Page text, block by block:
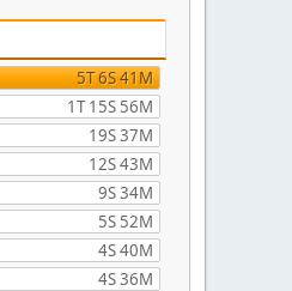
5T 6S 41M
1T 15S 56M
19S 37M
12S 43M
9S 34M
5S 52M
4S 40M
4S 36M